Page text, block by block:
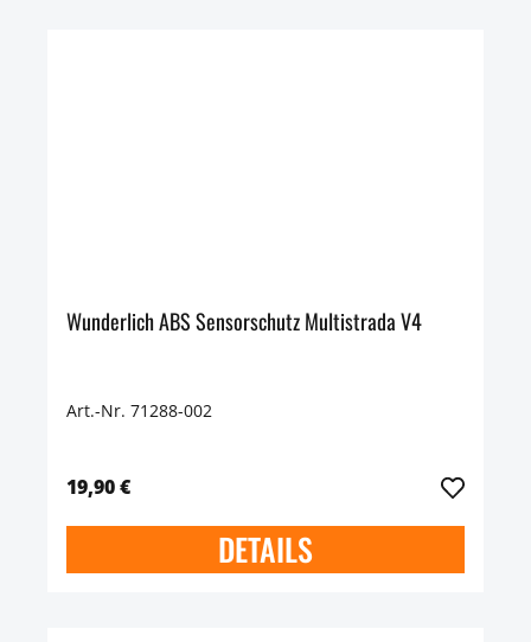
Wunderlich ABS Sensorschutz Multistrada V4
Art.-Nr. 71288-002
19,90 €
DETAILS